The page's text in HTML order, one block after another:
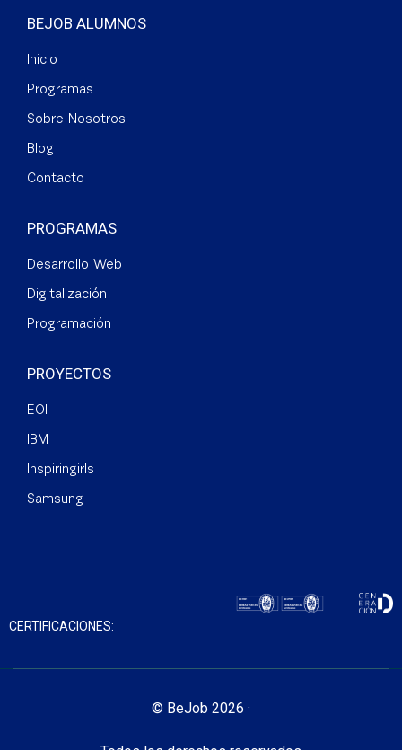
BEJOB ALUMNOS
Inicio
Programas
Sobre Nosotros
Blog
Contacto
PROGRAMAS
Desarrollo Web
Digitalización
Programación
PROYECTOS
EOI
IBM
Inspiringirls
Samsung
CERTIFICACIONES:
© BeJob 2026 ·